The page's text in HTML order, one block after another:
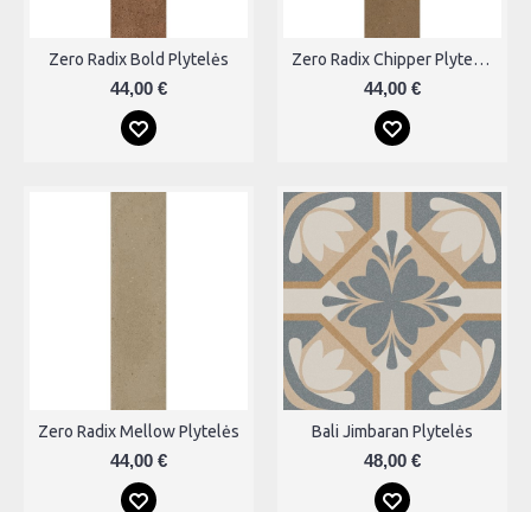
Zero Radix Bold Plytelės
44,00 €
Zero Radix Chipper Plytelės
44,00 €
Zero Radix Mellow Plytelės
44,00 €
Bali Jimbaran Plytelės
48,00 €